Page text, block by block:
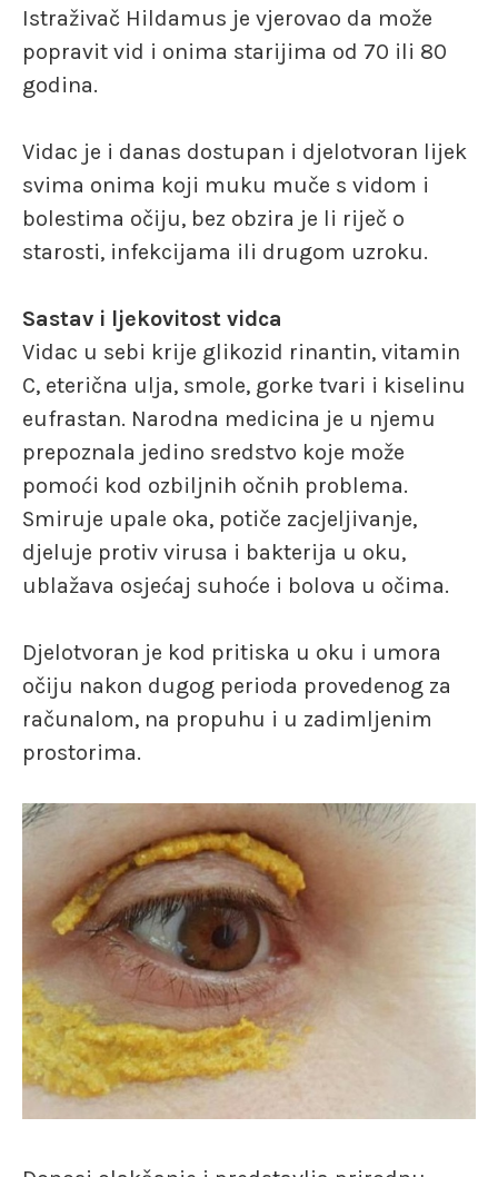
Istraživač Hildamus je vjerovao da može
popravit vid i onima starijima od 70 ili 80
godina.
Vidac je i danas dostupan i djelotvoran lijek
svima onima koji muku muče s vidom i
bolestima očiju, bez obzira je li riječ o
starosti, infekcijama ili drugom uzroku.
Sastav i ljekovitost vidca
Vidac u sebi krije glikozid rinantin, vitamin
C, eterična ulja, smole, gorke tvari i kiselinu
eufrastan. Narodna medicina je u njemu
prepoznala jedino sredstvo koje može
pomoći kod ozbiljnih očnih problema.
Smiruje upale oka, potiče zacjeljivanje,
djeluje protiv virusa i bakterija u oku,
ublažava osjećaj suhoće i bolova u očima.
Djelotvoran je kod pritiska u oku i umora
očiju nakon dugog perioda provedenog za
računalom, na propuhu i u zadimljenim
prostorima.